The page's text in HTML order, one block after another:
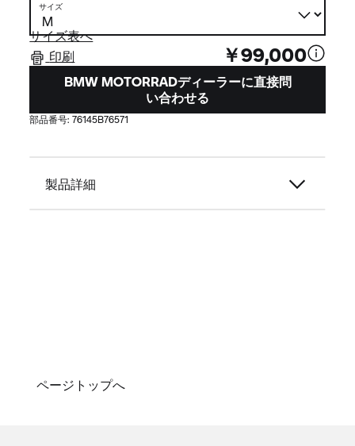
サイズ
サイズ表へ
印刷
￥99,000
BMW MOTORRADディーラーに直接問
い合わせる
部品番号:76145B76571
製品詳細
ページトップへ